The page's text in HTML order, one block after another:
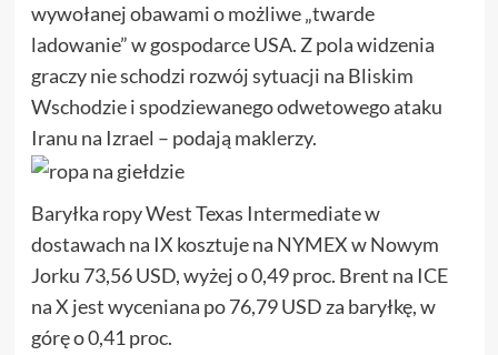
wywołanej obawami o możliwe „twarde
ladowanie” w gospodarce USA. Z pola widzenia
graczy nie schodzi rozwój sytuacji na Bliskim
Wschodzie i spodziewanego odwetowego ataku
Iranu na Izrael – podają maklerzy.
Baryłka ropy West Texas Intermediate w
dostawach na IX kosztuje na NYMEX w Nowym
Jorku 73,56 USD, wyżej o 0,49 proc. Brent na ICE
na X jest wyceniana po 76,79 USD za baryłkę, w
górę o 0,41 proc.